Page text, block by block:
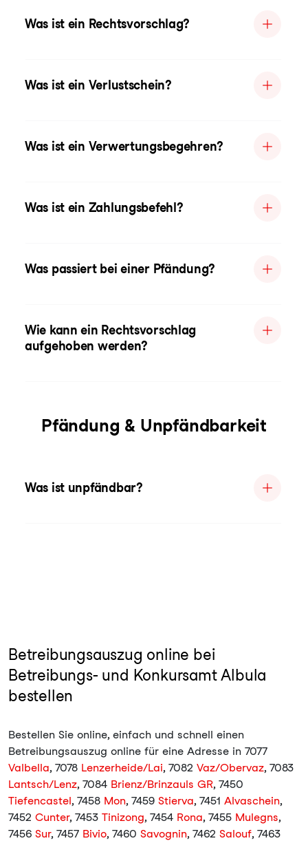
Was ist ein Rechtsvorschlag?
Was ist ein Verlustschein?
Was ist ein Verwertungsbegehren?
Was ist ein Zahlungsbefehl?
Was passiert bei einer Pfändung?
Wie kann ein Rechtsvorschlag
aufgehoben werden?
Pfändung & Unpfändbarkeit
Was ist unpfändbar?
Betreibungsauszug online bei
Betreibungs- und Konkursamt Albula
bestellen
Bestellen Sie online, einfach und schnell einen
Betreibungsauszug online für eine Adresse in 7077
Valbella, 7078 Lenzerheide/Lai, 7082 Vaz/Obervaz, 7083
Lantsch/Lenz, 7084 Brienz/Brinzauls GR, 7450
Tiefencastel, 7458 Mon, 7459 Stierva, 7451 Alvaschein,
7452 Cunter, 7453 Tinizong, 7454 Rona, 7455 Mulegns,
7456 Sur, 7457 Bivio, 7460 Savognin, 7462 Salouf, 7463